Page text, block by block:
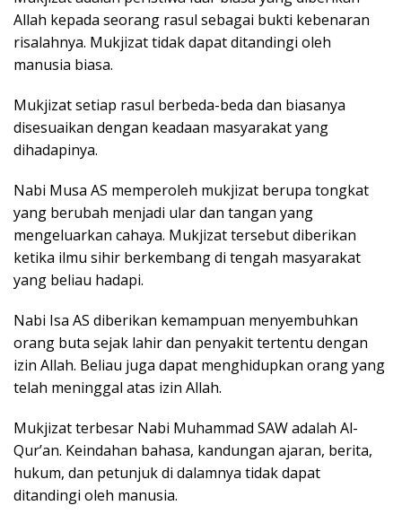
Allah kepada seorang rasul sebagai bukti kebenaran
risalahnya. Mukjizat tidak dapat ditandingi oleh
manusia biasa.
Mukjizat setiap rasul berbeda-beda dan biasanya
disesuaikan dengan keadaan masyarakat yang
dihadapinya.
Nabi Musa AS memperoleh mukjizat berupa tongkat
yang berubah menjadi ular dan tangan yang
mengeluarkan cahaya. Mukjizat tersebut diberikan
ketika ilmu sihir berkembang di tengah masyarakat
yang beliau hadapi.
Nabi Isa AS diberikan kemampuan menyembuhkan
orang buta sejak lahir dan penyakit tertentu dengan
izin Allah. Beliau juga dapat menghidupkan orang yang
telah meninggal atas izin Allah.
Mukjizat terbesar Nabi Muhammad SAW adalah Al-
Qur’an. Keindahan bahasa, kandungan ajaran, berita,
hukum, dan petunjuk di dalamnya tidak dapat
ditandingi oleh manusia.